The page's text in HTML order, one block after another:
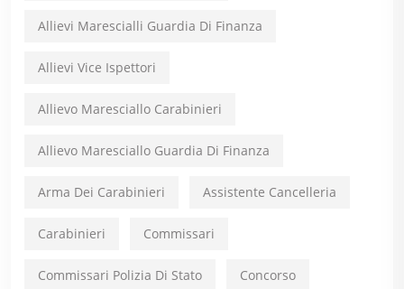
Allievi Marescialli Guardia Di Finanza
Allievi Vice Ispettori
Allievo Maresciallo Carabinieri
Allievo Maresciallo Guardia Di Finanza
Arma Dei Carabinieri Assistente Cancelleria
Carabinieri Commissari
Commissari Polizia Di Stato Concorso